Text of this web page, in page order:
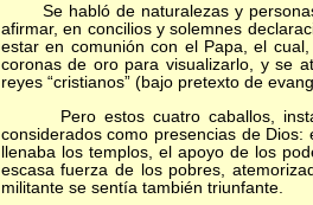
Se habló de naturalezas y personas,
afirmar, en concilios y solemnes
estar en comunión con el Papa, el
coronas de oro para visualizarlo, y se
reyes “cristianos” (bajo pretexto de
Pero estos cuatro caballos,
considerados como presencias de
llenaba los templos, el apoyo de los
escasa fuerza de los pobres,
militante se sentía también triunfante.